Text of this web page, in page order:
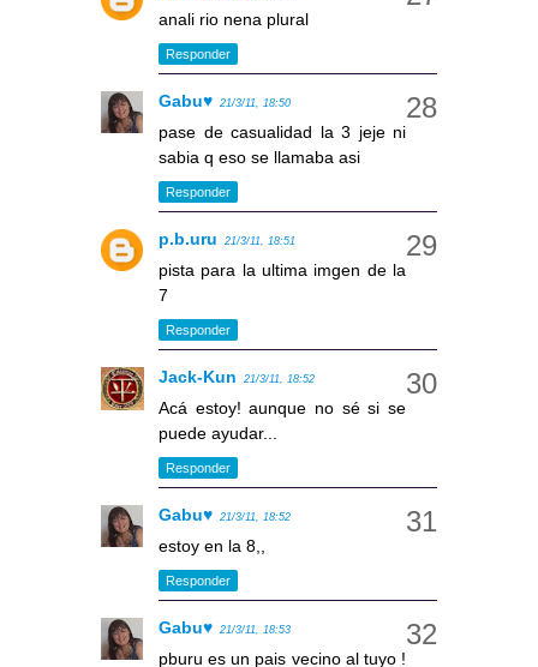
anali rio nena plural
Responder
Gabu♥ 21/3/11, 18:50
pase de casualidad la 3 jeje ni
sabia q eso se llamaba asi
Responder
p.b.uru 21/3/11, 18:51
pista para la ultima imgen de la
7
Responder
Jack-Kun 21/3/11, 18:52
Acá estoy! aunque no sé si se
puede ayudar...
Responder
Gabu♥ 21/3/11, 18:52
estoy en la 8,,
Responder
Gabu♥ 21/3/11, 18:53
pburu es un pais vecino al tuyo !